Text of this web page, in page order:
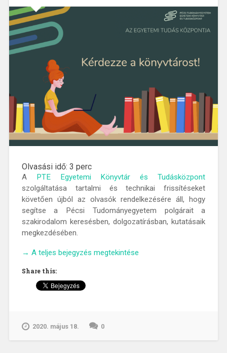
Olvasási idő: 3 perc
A PTE Egyetemi Könyvtár és Tudásközpont
szolgáltatása tartalmi és technikai frissítéseket
követően újból az olvasók rendelkezésére áll, hogy
segítse a Pécsi Tudományegyetem polgárait a
szakirodalom keresésben, dolgozatírásban, kutatásaik
megkezdésében.
„Kérdezze
könyvtárost!”
→ A teljes bejegyzés megtekintése
Share this:
2020. május 18. 0